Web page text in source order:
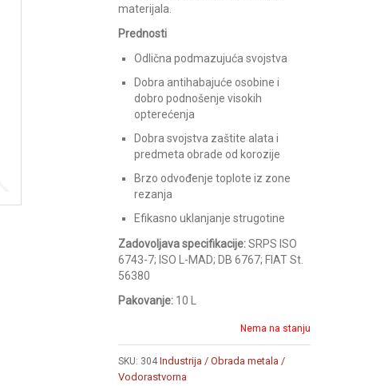
materijala.
Prednosti
Odlična podmazujuća svojstva
Dobra antihabajuće osobine i
dobro podnošenje visokih
opterećenja
Dobra svojstva zaštite alata i
predmeta obrade od korozije
Brzo odvođenje toplote iz zone
rezanja
Efikasno uklanjanje strugotine
Zadovoljava specifikacije:SRPS ISO
6743-7; ISO L-MAD; DB 6767; FIAT St.
56380
Pakovanje:10 L
Nema na stanju
SKU: 304 Industrija / Obrada metala /
Vodorastvorna